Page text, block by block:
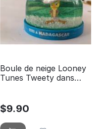
Boule de neige Looney
Tunes Tweety dans
$9.90